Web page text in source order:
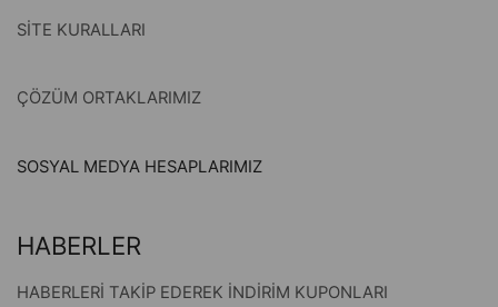
SİTE KURALLARI
ÇÖZÜM ORTAKLARIMIZ
SOSYAL MEDYA HESAPLARIMIZ
HABERLER
HABERLERİ TAKİP EDEREK İNDİRİM KUPONLARI